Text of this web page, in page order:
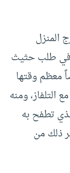
المنزل
في طلب حثيث
معظم وقتها
التلفاز، ومنه
تطفح به
ذلك من